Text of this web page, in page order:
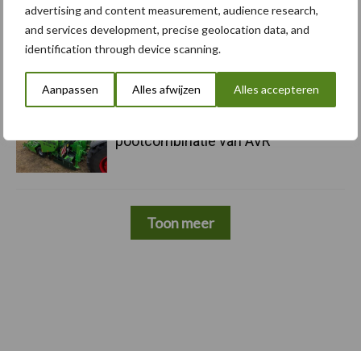
advertising and content measurement, audience research,
and services development, precise geolocation data, and
identification through device scanning.
Aanpassen Alles afwijzen Alles accepteren
5 aug
Komatsu HM460-6 knikdumper legt
pootcombinatie van AVR
Toon meer